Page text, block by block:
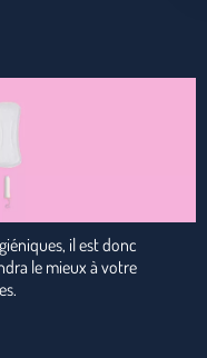
il est donc
le mieux à votre